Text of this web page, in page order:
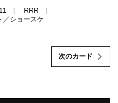
RRR
ショースケ
次のカード